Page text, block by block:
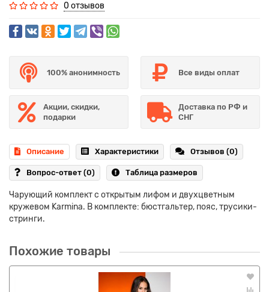
0 отзывов
100% анонимность Все виды оплат
Акции, скидки,
подарки
Доставка по РФ и
СНГ
Описание Характеристики Отзывов (0)
Вопрос-ответ (0) Таблица размеров
Чарующий комплект с открытым лифом и двухцветным
кружевом Karmina. В комплекте: бюстгальтер, пояс, трусики-
стринги.
Похожие товары